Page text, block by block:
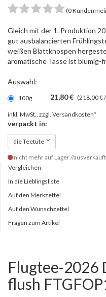
(0
Gleich mit der 1. Produktion
gut ausbalancierten
weißen Blattknospen
aromatische Tasse ist
Auswahl:
100g 21,80 € (218,00 €
inkl. MwSt., zzgl. Versandkosten*
verpackt in:
die Teetüte
nicht mehr auf Lager //ausverkauft
Vergleichen
In die Lieblingsliste
Auf den Merkzettel
Auf den Wunschzettel
Fragen zum Artikel
Flugtee-2026
flush